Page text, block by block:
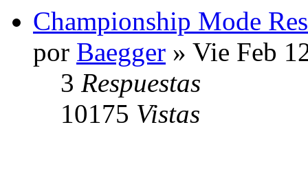
Championship Mode
por Baegger » Vie Feb
3 Respuestas
10175 Vistas